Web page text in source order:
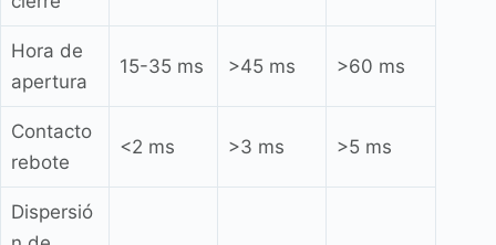
Hora de
apertura
15-35 ms >45 ms >60 ms
Contacto
rebote
<2 ms >3 ms >5 ms
Dispersió